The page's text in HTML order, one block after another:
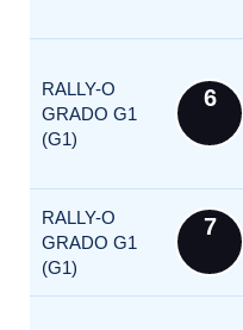
RALLY-O
GRADO G1
(G1)
6
RALLY-O
GRADO G1
(G1)
7